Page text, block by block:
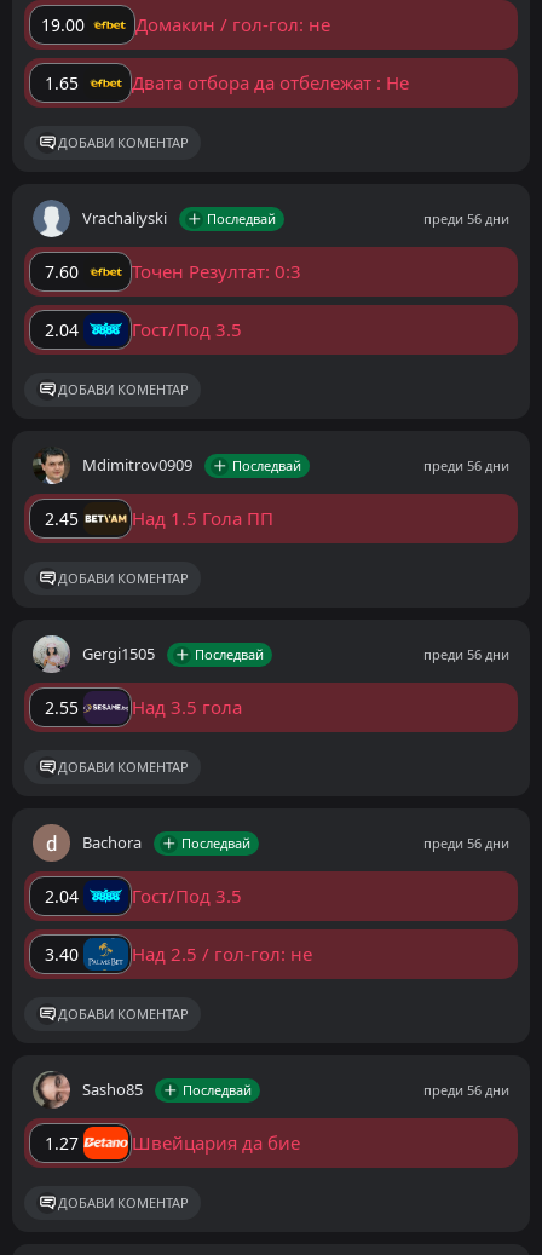
19.00 Домакин / гол-гол: не
1.65 Двата отбора да отбележат : Не
ДОБАВИ КОМЕНТАР
Vrachaliyski Последвай преди 56 дни
7.60 Точен Резултат: 0:3
2.04 Гост/Под 3.5
ДОБАВИ КОМЕНТАР
Mdimitrov0909 Последвай преди 56 дни
2.45 Над 1.5 Гола ПП
ДОБАВИ КОМЕНТАР
Gergi1505 Последвай преди 56 дни
2.55 Над 3.5 гола
ДОБАВИ КОМЕНТАР
Bachora Последвай преди 56 дни
2.04 Гост/Под 3.5
3.40 Над 2.5 / гол-гол: не
ДОБАВИ КОМЕНТАР
Sasho85 Последвай преди 56 дни
1.27 Швейцария да бие
ДОБАВИ КОМЕНТАР